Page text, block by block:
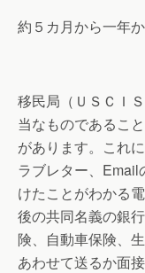
約５カ月から一年か
移民局（ＵＳＣＩ
当なものであるこ
があります。これ
ラブレター、Email
けたことがわかる
後の共同名義の銀
険、自動車保険、
あわせて送るか面